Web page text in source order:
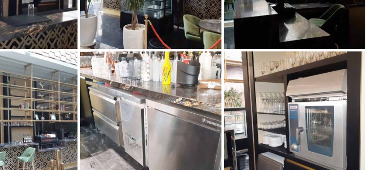
کافه دیدار کافه دیدار